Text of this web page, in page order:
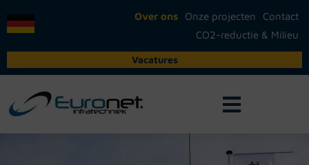
Over ons Onze projecten
Contact
CO2-reductie & Milieu
Vacatures